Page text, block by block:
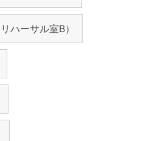
ハーサル室B）